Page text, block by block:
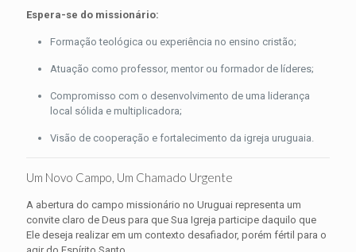
Espera-se do missionário:
Formação teológica ou experiência no ensino cristão;
Atuação como professor, mentor ou formador de líderes;
Compromisso com o desenvolvimento de uma liderança
local sólida e multiplicadora;
Visão de cooperação e fortalecimento da igreja uruguaia.
Um Novo Campo, Um Chamado Urgente
A abertura do campo missionário no Uruguai representa um
convite claro de Deus para que Sua Igreja participe daquilo que
Ele deseja realizar em um contexto desafiador, porém fértil para o